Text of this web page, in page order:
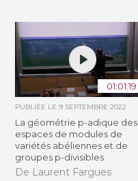
01:01:19
PUBLIÉE LE9 SEPTEMBRE 2022
La géométrie p-adique des
espaces de modules de
variétés abéliennes et de
groupes p-divisibles
De Laurent Fargues